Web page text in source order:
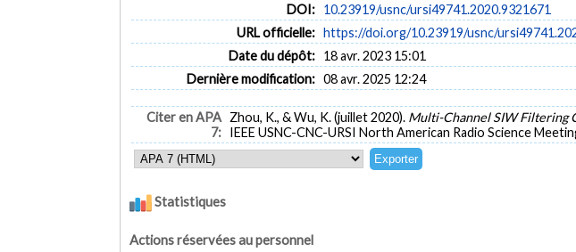
DOI: 10.23919/usnc/ursi49741.2020.9321671
URL officielle: https://doi.org/10.23919/usnc/
Date du dépôt: 18 avr. 2023 15:01
Dernière modification: 08 avr. 2025 12:24
Citer en APA
7:
Zhou, K., & Wu, K. (juillet 2020). Multi-Channel SIW Filtering
IEEE USNC-CNC-URSI North American Radio Science
Statistiques
Actions réservées au personnel